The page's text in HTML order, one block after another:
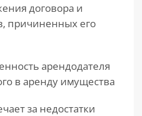
договора и
причиненных его
арендодателя
в аренду имущества
за недостатки